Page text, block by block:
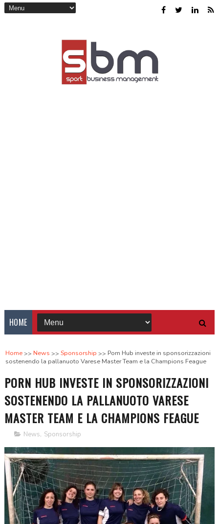
HOME
Home News Sponsorship
Porn Hub investe in sponsorizzazioni
sostenendo la pallanuoto Varese Master Team e la Champions Feague
PORN HUB INVESTE IN SPONSORIZZAZIONI
SOSTENENDO LA PALLANUOTO VARESE
MASTER TEAM E LA CHAMPIONS FEAGUE
News, Sponsorship